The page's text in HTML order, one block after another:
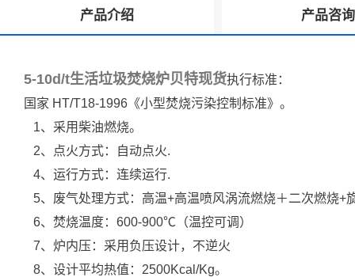
产品介绍 产品咨询
5-10d/t生活垃圾焚烧炉贝特现货执行标准：
国家 HT/T18-1996《小型焚烧污染控制标准》。
1、采用柴油燃烧。
2、点火方式：自动点火.
4、运行方式：连续运行.
5、废气处理方式：高温+高温喷风涡流燃烧＋二次燃烧+
6、焚烧温度：600-900℃（温控可调）
7、炉内压：采用负压设计，不逆火
8、设计平均热值：2500Kcal/Kg。